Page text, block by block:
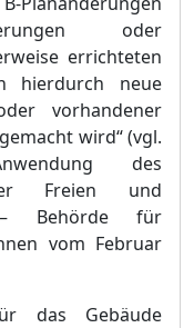
oder
errichteten
hierdurch neue
vorhandener
wird“ (vgl.
des
Freien und
– Behörde für
vom Februar
das Gebäude